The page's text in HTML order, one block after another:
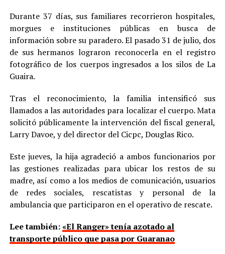
Durante 37 días, sus familiares recorrieron hospitales,
morgues e instituciones públicas en busca de
información sobre su paradero. El pasado 31 de julio, dos
de sus hermanos lograron reconocerla en el registro
fotográfico de los cuerpos ingresados a los silos de La
Guaira.
Tras el reconocimiento, la familia intensificó sus
llamados a las autoridades para localizar el cuerpo. Mata
solicitó públicamente la intervención del fiscal general,
Larry Davoe, y del director del Cicpc, Douglas Rico.
Este jueves, la hija agradeció a ambos funcionarios por
las gestiones realizadas para ubicar los restos de su
madre, así como a los medios de comunicación, usuarios
de redes sociales, rescatistas y personal de la
ambulancia que participaron en el operativo de rescate.
Lee también:«El Ranger» tenía azotado al
transporte público que pasa por Guaranao